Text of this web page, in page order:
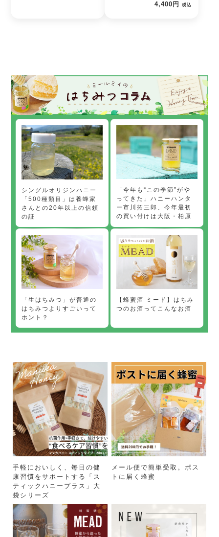
4,400円
税込
シングルオリジンハニー
「500種類目」は養蜂家
さんとの20年以上の信頼
の証
「今年も“この季節”がや
ってきた」ハニーハンタ
ー市川拓三郎、今年最初
の買い付けは大阪・柏原
「生はちみつ」が普通の
はちみつよりすごいって
ホント？
【蜂蜜酒 ミード】はちみ
つのお酒ってこんなお酒
手軽においしく、毎日の健
康習慣をサポートする「ス
ティックハニープラス」大
袋シリーズ
メール便で簡単受取。ポス
トに届く蜂蜜